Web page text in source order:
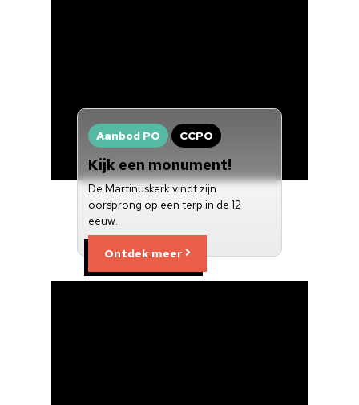
Aanbod PO CCPO
Kijk een monument!
De Martinuskerk vindt zijn
oorsprong op een terp in de 12
eeuw.
Ontdek meer
Over ons
Nieuwsbrief
Doneren